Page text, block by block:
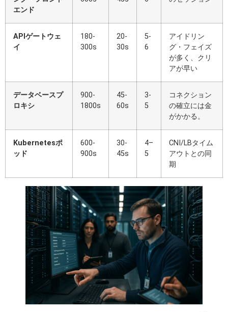
エンド
APIゲートウェ
イ
180-
300s
20-
30s
5-
6
アイドリン
グ・フェイズ
が多く、クリ
アが早い
データベースプ
ロキシ
900-
1800s
45-
60s
3-
5
コネクション
の確立には金
がかかる。
Kubernetesポ
ッド
600-
900s
30-
45s
4–
5
CNI/LBタイム
アウトとの同
期